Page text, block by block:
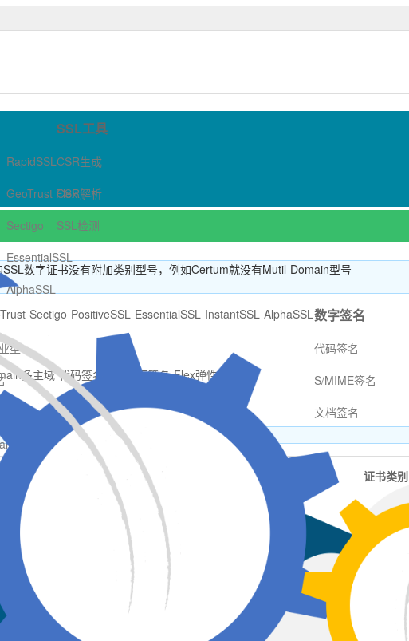
RapidSSL
GeoTrust Flex
Sectigo
EssentialSSL
AlphaSSL
型
域
通配符
数字签名
代码签名
S/MIME签名
文档签名
SSL工具
CSR生成
CSR解析
SSL检测
数字证书没有附加类别型号，例如Certum就没有Mutil-Domain型号
Sectigo PositiveSSL EssentialSSL InstantSSL AlphaSSL
多主域 代码签名 S/MIME签名 Flex弹性域名
由高到低或者由低到高进行排序
证书类别
¥{{v.sslprices |
number: 2}}